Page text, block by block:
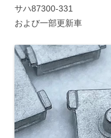
サハ87300-331
および一部更新車